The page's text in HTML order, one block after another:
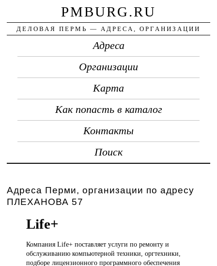
PMBURG.RU
ДЕЛОВАЯ ПЕРМЬ — АДРЕСА, ОРГАНИЗАЦИИ
Адреса
Организации
Карта
Как попасть в каталог
Контакты
Поиск
Адреса Перми, организации по адресу
ПЛЕХАНОВА 57
Life+
Компания Life+поставляет услуги по ремонту и
обслуживанию компьютерной техники, оргтехники,
подборе лицензионного программного обеспечения